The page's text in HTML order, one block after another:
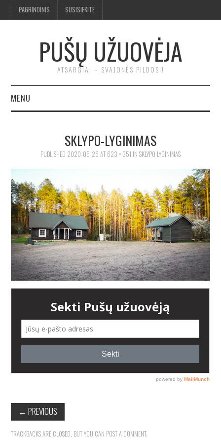
PAGRINDINIS SUSISIEKITE
PUŠŲ UŽUOVĖJA
ATSARGIAI – SVAJONĖS PILDOSI!
MENU
KLUONAS
ĮRANKIAI
AUGALAI
SKLYPO-LYGINIMAS
PUBLISHED 2020-05-26 AT 623 × 351 IN SKLYPO LYGINIMAS
← PREVIOUS
TRACKBACKS ARE CLOSED, BUT YOU CAN POST A COMMENT.